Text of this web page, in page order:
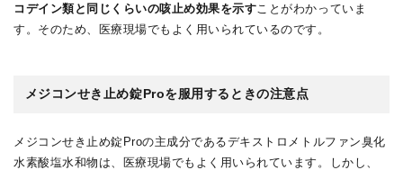
コデイン類と同じくらいの咳止め効果を示す ことがわかっていま
す。そのため、医療現場でもよく用いられているのです。
メジコンせき止め錠Proを服用するときの注意点
メジコンせき止め錠Proの主成分であるデキストロメトルファン臭化
水素酸塩水和物は、医療現場でもよく用いられています。しかし、